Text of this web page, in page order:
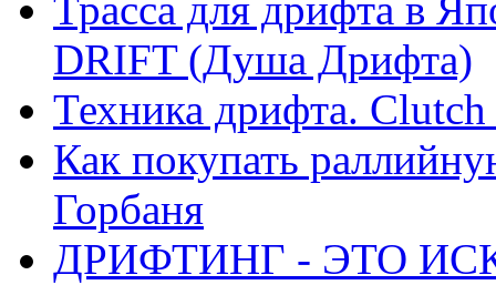
Трасса для дрифта в
DRIFT (Душа Дрифта)
Техника дрифта.
Как покупать
Горбаня
ДРИФТИНГ - ЭТО